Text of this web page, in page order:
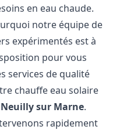
en eau chaude.
notre équipe de
expérimentés est à
pour vous
services de qualité
chauffe eau solaire
Neuilly sur Marne.
rapidement